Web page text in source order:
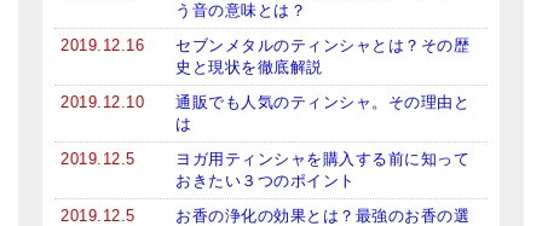
う音の意味とは？
2019.12.16
セブンメタルのティンシャとは？その歴
史と現状を徹底解説
2019.12.10
通販でも人気のティンシャ。その理由と
は
2019.12.5
ヨガ用ティンシャを購入する前に知って
おきたい３つのポイント
2019.12.5
お香の浄化の効果とは？最強のお香の選